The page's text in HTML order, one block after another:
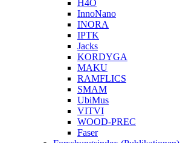
H4O
InnoNano
INORA
IPTK
Jacks
KORDYGA
MAKU
RAMFLICS
SMAM
UbiMus
VITVI
WOOD-PREC
Faser